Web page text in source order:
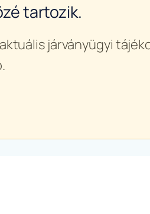
tartozik.
járványügyi